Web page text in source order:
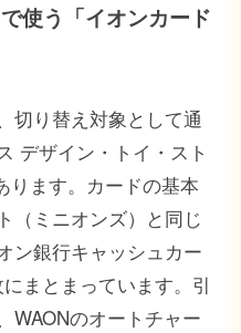
使う「イオンカード
切り替え対象として通
デザイン・トイ・スト
ります。カードの基本
（ミニオンズ）と同じ
ン銀行キャッシュカー
まとまっています。引
WAONのオートチャー